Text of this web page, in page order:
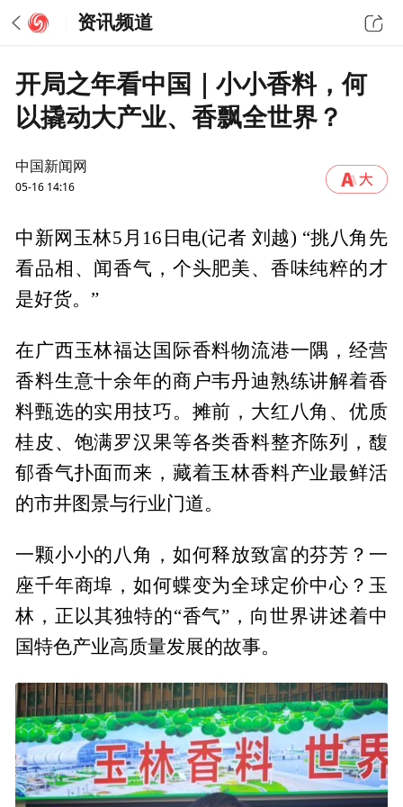
资讯频道
开局之年看中国｜小小香料，何
以撬动大产业、香飘全世界？
中国新闻网
05-16 14:16
中新网玉林5月16日电(记者 刘越) “挑八角先
看品相、闻香气，个头肥美、香味纯粹的才
是好货。”
在广西玉林福达国际香料物流港一隅，经营
香料生意十余年的商户韦丹迪熟练讲解着香
料甄选的实用技巧。摊前，大红八角、优质
桂皮、饱满罗汉果等各类香料整齐陈列，馥
郁香气扑面而来，藏着玉林香料产业最鲜活
的市井图景与行业门道。
一颗小小的八角，如何释放致富的芬芳？一
座千年商埠，如何蝶变为全球定价中心？玉
林，正以其独特的“香气”，向世界讲述着中
国特色产业高质量发展的故事。